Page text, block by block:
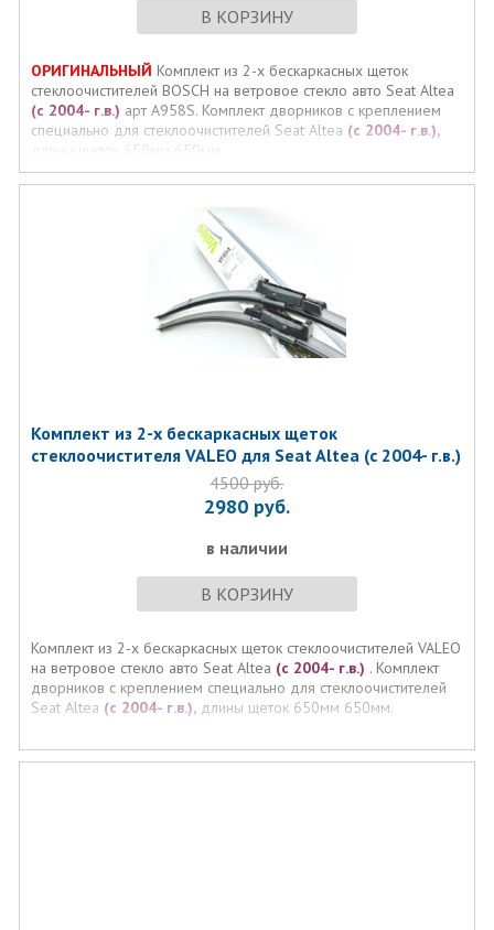
В КОРЗИНУ
ОРИГИНАЛЬНЫЙ Комплект из 2-х бескаркасных щеток
стеклоочистителей BOSСH на ветровое стекло авто Seat Altea
(с 2004- г.в.) арт A958S. Комплект дворников с креплением
специально для стеклоочистителей Seat Altea (с 2004- г.в.),
длины щеток 650мм 650мм.
Комплект из 2-х бескаркасных щеток
стеклоочистителя VALEO для Seat Altea (с 2004- г.в.)
4500руб.
2980 руб.
в наличии
В КОРЗИНУ
Комплект из 2-х бескаркасных щеток стеклоочистителей VALEO
на ветровое стекло авто Seat Altea (с 2004- г.в.) . Комплект
дворников с креплением специально для стеклоочистителей
Seat Altea (с 2004- г.в.), длины щеток 650мм 650мм.